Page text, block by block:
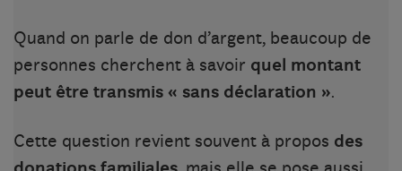
Quand on parle de don d’argent, beaucoup de
personnes cherchent à savoir quel montant
peut être transmis « sans déclaration ».
Cette question revient souvent à propos des